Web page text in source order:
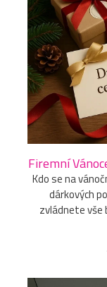
Firemní
Kdo se na
dárkových
zvládnete